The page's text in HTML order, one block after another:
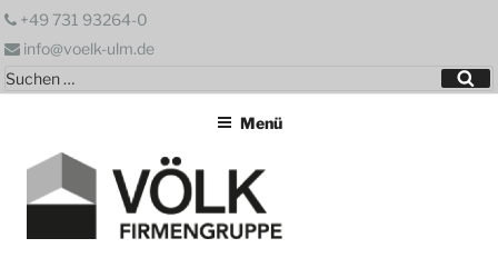
Zum
springen
+49 731 93264-0
info@voelk-ulm.de
Suchen
nach:
Menü